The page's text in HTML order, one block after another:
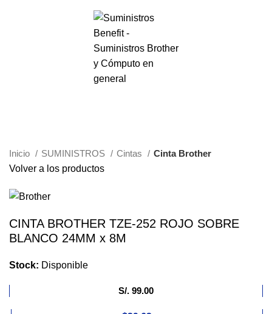
Inicio SUMINISTROS Cintas Cinta Brother
Volver a los productos
CINTA BROTHER TZE-252 ROJO SOBRE
BLANCO 24MM x 8M
Stock: Disponible
S/. 99.00